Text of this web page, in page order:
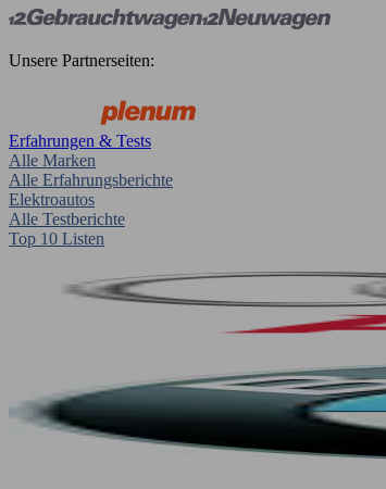
Unsere Partnerseiten:
Erfahrungen & Tests
Alle Marken
Alle Erfahrungsberichte
Elektroautos
Alle Testberichte
Top 10 Listen